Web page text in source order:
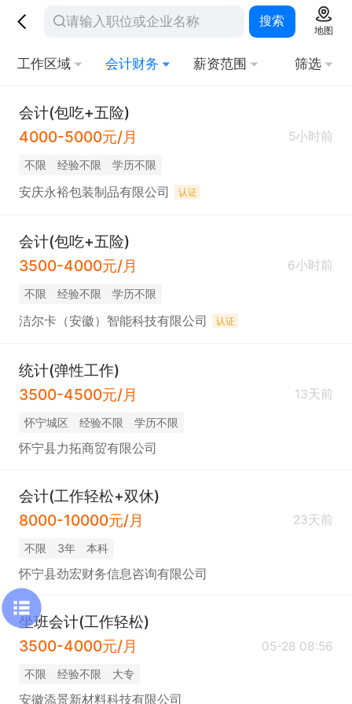
搜索
地图
工作区域 会计财务 薪资范围 筛选
会计(包吃+五险)
4000-5000元/月
5小时前
不限 经验不限 学历不限
安庆永裕包装制品有限公司 认证
会计(包吃+五险)
3500-4000元/月
6小时前
不限 经验不限 学历不限
洁尔卡（安徽）智能科技有限公司 认证
统计(弹性工作)
3500-4500元/月
13天前
怀宁城区 经验不限 学历不限
怀宁县力拓商贸有限公司
会计(工作轻松+双休)
8000-10000元/月
23天前
不限 3年 本科
怀宁县劲宏财务信息咨询有限公司
坐班会计(工作轻松)
3500-4000元/月
05-28 08:56
不限 经验不限 大专
安徽添景新材料科技有限公司